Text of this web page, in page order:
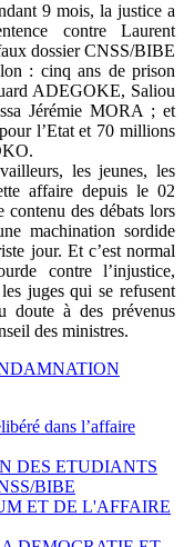
9 mois, la justice a
contre Laurent
dossier CNSS/BIBE
: cinq ans de prison
ADEGOKE, Saliou
Jérémie MORA ; et
l’Etat et 70 millions
les jeunes, les
affaire depuis le 02
des débats lors
machination sordide
jour. Et c’est normal
contre l’injustice,
juges qui se refusent
doute à des prévenus
des ministres.
dans l’affaire
DES ETUDIANTS
BIBE
ET DE L'AFFAIRE